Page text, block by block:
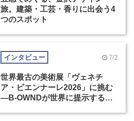
旅。建築・工芸・香りに出会う4
つのスポット
インタビュー 7/2
世界最古の美術展「ヴェネチ
ア・ビエンナーレ2026」に挑む
―B-OWNDが世界に提示する美